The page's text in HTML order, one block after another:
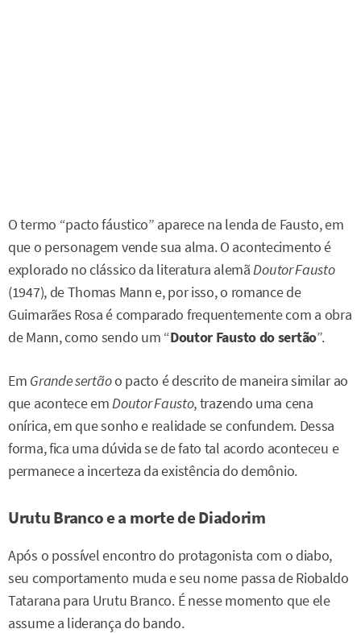
O termo “pacto fáustico” aparece na lenda de Fausto, em
que o personagem vende sua alma. O acontecimento é
explorado no clássico da literatura alemãDoutor Fausto
(1947), de Thomas Mann e, por isso, o romance de
Guimarães Rosa é comparado frequentemente com a obra
de Mann, como sendo um “Doutor Fausto do sertão”.
Em Grande sertãoo pacto é descrito de maneira similar ao
que acontece emDoutor Fausto, trazendo uma cena
onírica, em que sonho e realidade se confundem. Dessa
forma, fica uma dúvida se de fato tal acordo aconteceu e
permanece a incerteza da existência do demônio.
Urutu Branco e a morte de Diadorim
Após o possível encontro do protagonista com o diabo,
seu comportamento muda e seu nome passa de Riobaldo
Tatarana para Urutu Branco. É nesse momento que ele
assume a liderança do bando.